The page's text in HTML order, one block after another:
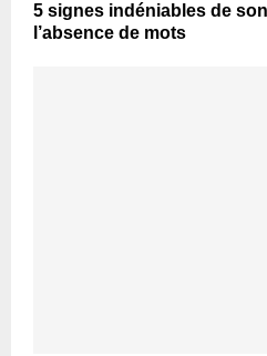
5 signes indéniables de
l’absence de mots